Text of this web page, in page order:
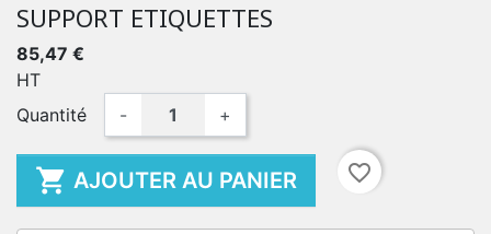
SUPPORT ETIQUETTES
85,47 €
HT
Quantité
- +
 AJOUTER AU PANIER favorite_border